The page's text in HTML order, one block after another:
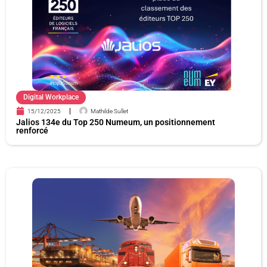
Digital Workplace
15/12/2025 Mathilde Sullet
Jalios 134e du Top 250 Numeum, un positionnement
renforcé